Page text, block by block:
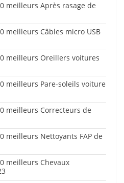
meilleurs Après rasage de
meilleurs Câbles micro USB
meilleurs Oreillers voitures
meilleurs Pare-soleils voiture
meilleurs Correcteurs de
meilleurs Nettoyants FAP de
meilleurs Chevaux